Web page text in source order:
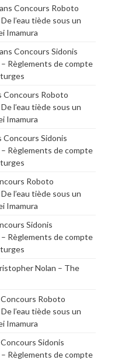
Concours Roboto
l’eau tiède sous un
Imamura
Concours Sidonis
Règlements de compte
Concours Roboto
l’eau tiède sous un
Imamura
Concours Sidonis
Règlements de compte
Roboto
l’eau tiède sous un
Imamura
Sidonis
Règlements de compte
Nolan – The
Concours Roboto
l’eau tiède sous un
Imamura
Concours Sidonis
Règlements de compte